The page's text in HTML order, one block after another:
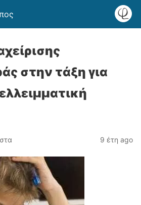
στην τάξη για
9 έτη ago